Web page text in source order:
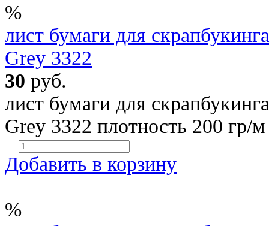
%
лист бумаги для
Grey 3322
30 руб.
лист бумаги для
Grey 3322 плотность 200 гр/м
Добавить в корзину
%